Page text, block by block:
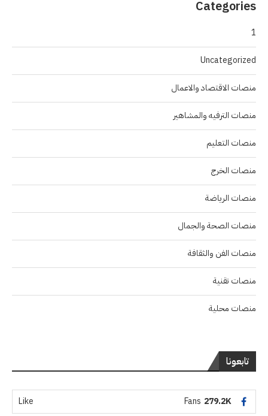
Categories
1
Uncategorized
منصات الاقتصاد والاعمال
منصات الترفيه والمشاهير
منصات التعليم
منصات الخرج
منصات الرياضة
منصات الصحة والجمال
منصات الفن والثقافة
منصات تقنية
منصات محلية
تابعونا
279.2K
Fans
Like